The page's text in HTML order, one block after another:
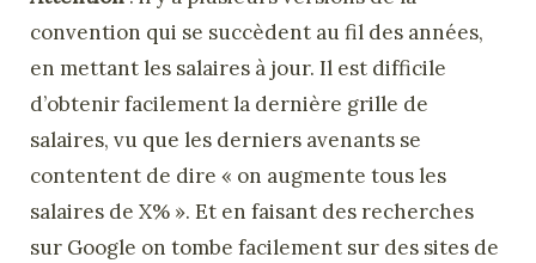
convention qui se succèdent au fil des années,
en mettant les salaires à jour. Il est difficile
d’obtenir facilement la dernière grille de
salaires, vu que les derniers avenants se
contentent de dire « on augmente tous les
salaires de X% ». Et en faisant des recherches
sur Google on tombe facilement sur des sites de